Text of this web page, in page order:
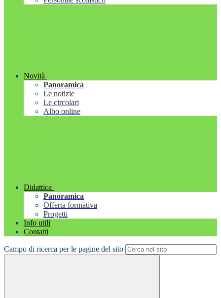
Novità
Panoramica
Le notizie
Le circolari
Albo online
Didattica
Panoramica
Offerta formativa
Progetti
Info utili
Contatti
Campo di ricerca per le pagine del sito